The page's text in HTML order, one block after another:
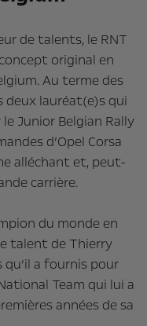
de talents, le RNT
original en
Au terme des
deux lauréat(e)s qui
Junior Belgian Rally
d’Opel Corsa
alléchant et, peut-
carrière.
du monde en
talent de Thierry
a fournis pour
Team qui lui a
années de sa